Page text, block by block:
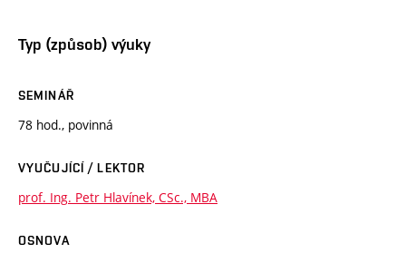
Typ (způsob) výuky
SEMINÁŘ
78 hod., povinná
VYUČUJÍCÍ / LEKTOR
prof. Ing. Petr Hlavínek, CSc., MBA
OSNOVA